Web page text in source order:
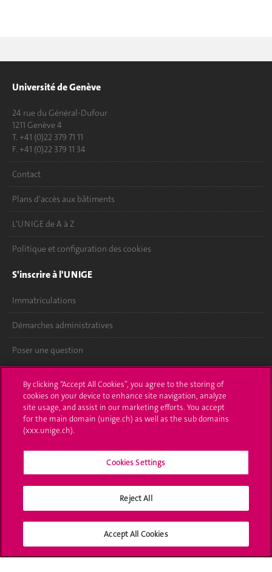
Université de Genève
24 rue du Général-Dufour
1211 Genève 4
T. +41 (0)22 379 71 11
F. +41 (0)22 379 11 34
Contact
Plans d'accès aux bâtiments
L'UNIGE de A à Z
Politique et configuration des cookies
S'inscrire à l'UNIGE
Immatriculations
Démarches administratives
Poser une question
UNIGE Mobile
Médias
Offres d'emploi
Bibliothèque
Médias sociaux UNIGE
By clicking “Accept All Cookies”, you agree to the storing of
cookies on your device to enhance site navigation, analyze
site usage, and assist in our marketing efforts. You accept
for the main domain (unige.ch) as well as the sub domains
(xxx.unige.ch).
Cookies Settings
Reject All
Accept All Cookies